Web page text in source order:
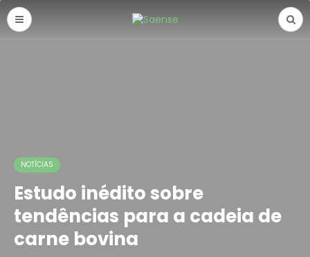
NOTÍCIAS
Estudo inédito sobre
tendências para a cadeia de
carne bovina